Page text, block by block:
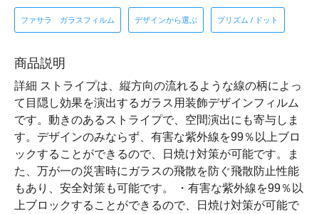
ファサラ ガラスフィルム デザインから選ぶ プリズム / ドット
商品説明
詳細 ストライプは、縦方向の流れるような線の柄によっ
て目隠し効果を演出するガラス用装飾デザインフィルム
です。動きのあるストライプで、空間演出にも寄与しま
す。デザインのみならず、有害な紫外線を99％以上ブロ
ックすることができるので、日焼け対策が可能です。ま
た、万が一の災害時にガラスの飛散を防ぐ飛散防止性能
もあり、安全対策も可能です。 ・有害な紫外線を99％以
上ブロックすることができるので、日焼け対策が可能で